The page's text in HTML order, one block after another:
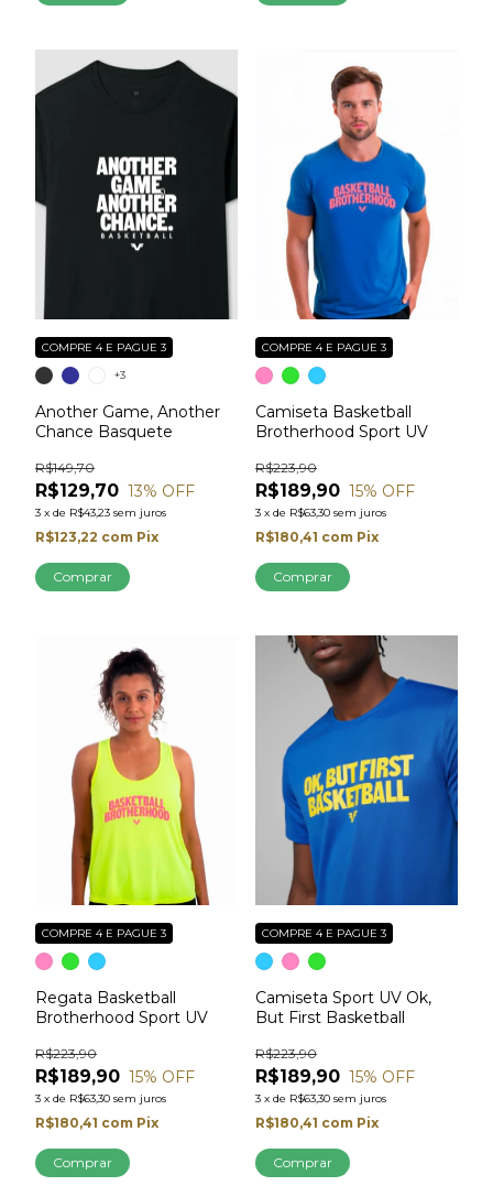
Another Game, Another
Chance Basquete
R$129,70
R$149,70
13% OFF
3 x de R$43,23 sem juros
COMPRE 4 E PAGUE 3
R$123,22 com Pix
+3
Comprar
Camiseta Basketball
Brotherhood Sport UV
R$189,90
R$223,90
15% OFF
3 x de R$63,30 sem juros
COMPRE 4 E PAGUE 3
R$180,41 com Pix
Comprar
Regata Basketball
Brotherhood Sport UV
R$189,90
R$223,90
15% OFF
3 x de R$63,30 sem juros
COMPRE 4 E PAGUE 3
R$180,41 com Pix
Comprar
Camiseta Sport UV Ok,
But First Basketball
R$189,90
R$223,90
15% OFF
3 x de R$63,30 sem juros
COMPRE 4 E PAGUE 3
R$180,41 com Pix
Comprar